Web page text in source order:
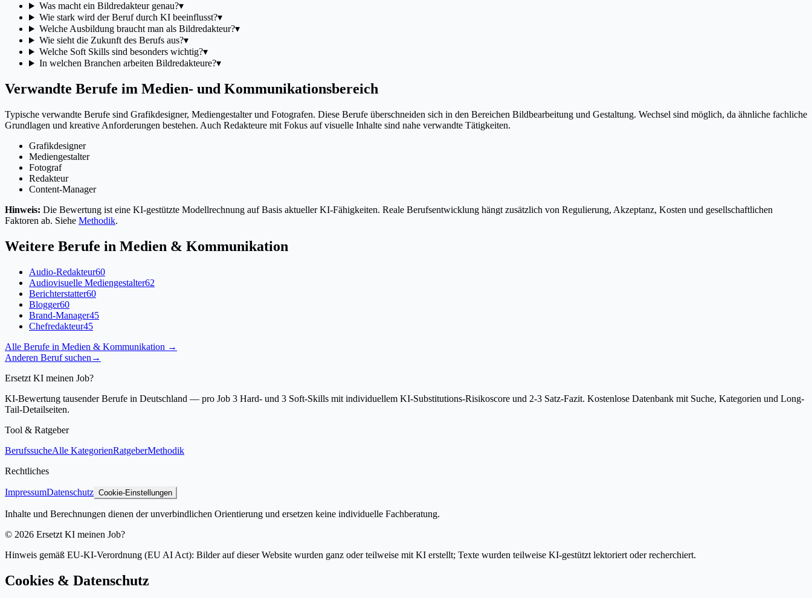
Was macht ein Bildredakteur genau?▾
Wie stark wird der Beruf durch KI beeinflusst?▾
Welche Ausbildung braucht man als Bildredakteur?▾
Wie sieht die Zukunft des Berufs aus?▾
Welche Soft Skills sind besonders wichtig?▾
In welchen Branchen arbeiten Bildredakteure?▾
Verwandte Berufe im Medien- und Kommunikationsbereich
Typische verwandte Berufe sind Grafikdesigner, Mediengestalter und Fotografen. Diese Berufe überschneiden sich in den Bereichen Bildbearbeitung und Gestaltung. Wechsel sind möglich, da ähnliche fachliche
Grundlagen und kreative Anforderungen bestehen. Auch Redakteure mit Fokus auf visuelle Inhalte sind nahe verwandte Tätigkeiten.
Grafikdesigner
Mediengestalter
Fotograf
Redakteur
Content-Manager
Hinweis: Die Bewertung ist eine KI-gestützte Modellrechnung auf Basis aktueller KI-Fähigkeiten. Reale Berufsentwicklung hängt zusätzlich von Regulierung, Akzeptanz, Kosten und gesellschaftlichen
Faktoren ab. Siehe Methodik.
Weitere Berufe in Medien & Kommunikation
Audio-Redakteur60
Audiovisuelle Mediengestalter62
Berichterstatter60
Blogger60
Brand-Manager45
Chefredakteur45
Alle Berufe in Medien & Kommunikation →
Anderen Beruf suchen →
Ersetzt KI meinen Job?
KI-Bewertung tausender Berufe in Deutschland — pro Job 3 Hard- und 3 Soft-Skills mit individuellem KI-Substitutions-Risikoscore und 2-3 Satz-Fazit. Kostenlose Datenbank mit Suche, Kategorien und Long-
Tail-Detailseiten.
Tool & Ratgeber
BerufssucheAlle KategorienRatgeberMethodik
Rechtliches
ImpressumDatenschutz Cookie-Einstellungen
Inhalte und Berechnungen dienen der unverbindlichen Orientierung und ersetzen keine individuelle Fachberatung.
© 2026 Ersetzt KI meinen Job?
Hinweis gemäß EU-KI-Verordnung (EU AI Act): Bilder auf dieser Website wurden ganz oder teilweise mit KI erstellt; Texte wurden teilweise KI-gestützt lektoriert oder recherchiert.
Cookies & Datenschutz